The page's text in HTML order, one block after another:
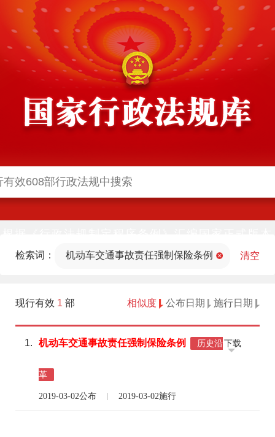
法部官网)同步公布
检索词： 机动车交通事故责任强制保险条例 清空
现行有效 1 部 相似度 公布日期 施行日期
1. 机动车交通事故责任强制保险条例 历史沿
革
2019-03-02公布 2019-03-02施行
下载